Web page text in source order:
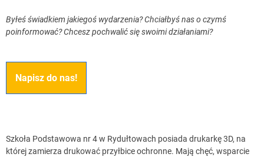
Byłeś świadkiem jakiegoś wydarzenia? Chciałbyś nas o czymś
poinformować? Chcesz pochwalić się swoimi działaniami?
Napisz do nas!
Szkoła Podstawowa nr 4 w Rydułtowach posiada drukarkę 3D, na
której zamierza drukować przyłbice ochronne. Mają chęć, wsparcie